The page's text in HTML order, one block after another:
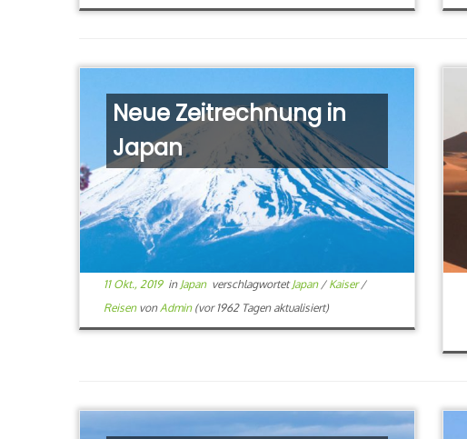
Neue Zeitrechnung in
Japan
11 Okt., 2019in Japan verschlagwortetJapan / Kaiser/
Reisen von Admin(vor 1962 Tagen aktualisiert)